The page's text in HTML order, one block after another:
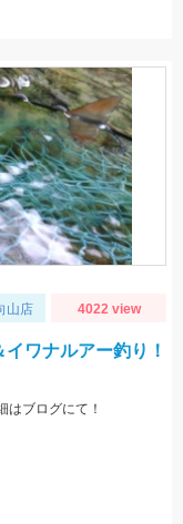
山店 4022 view
ワナルアー釣り！
はブログにて！